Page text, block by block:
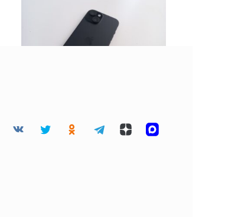
защитную пленку на
разбитый экран